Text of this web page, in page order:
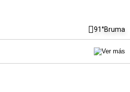
91°Bruma